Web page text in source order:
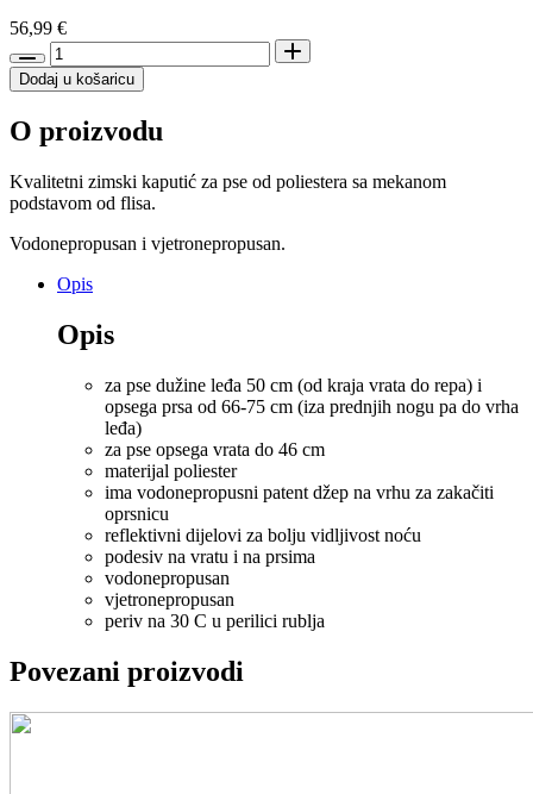
56,99 €
Trixie
zimski
kaputić
pse
M
50
66-
cm
Dodaj u košaricu
O proizvodu
Kvalitetni zimski kaputić za pse od poliestera sa mekanom
podstavom od flisa.
Vodonepropusan i vjetronepropusan.
Opis
Opis
za pse dužine leđa 50 cm (od kraja vrata do repa) i
opsega prsa od 66-75 cm (iza prednjih nogu pa do vrha
leđa)
za pse opsega vrata do 46 cm
materijal poliester
ima vodonepropusni patent džep na vrhu za zakačiti
oprsnicu
reflektivni dijelovi za bolju vidljivost noću
podesiv na vratu i na prsima
vodonepropusan
vjetronepropusan
periv na 30 C u perilici rublja
Povezani proizvodi